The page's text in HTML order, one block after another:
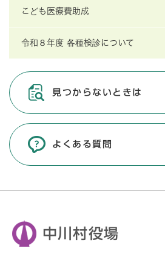
こども医療費助成
令和８年度 各種検診について
見つからないときは
よくある質問
中川村役場